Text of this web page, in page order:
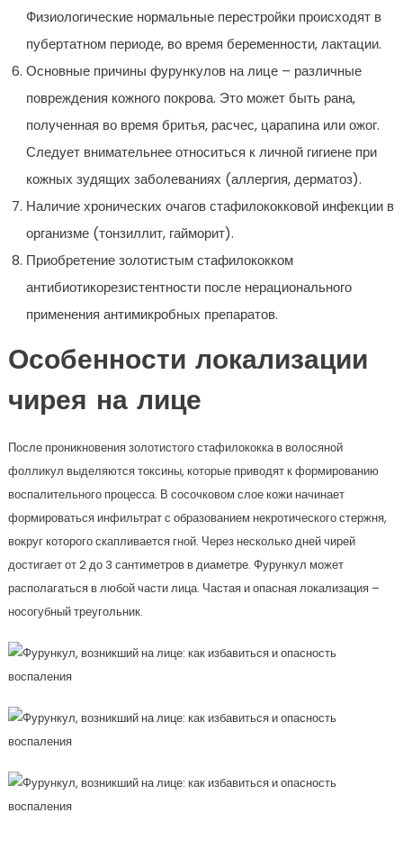
Физиологические нормальные перестройки происходят в
пубертатном периоде, во время беременности, лактации.
Основные причины фурункулов на лице – различные
повреждения кожного покрова. Это может быть рана,
полученная во время бритья, расчес, царапина или ожог.
Следует внимательнее относиться к личной гигиене при
кожных зудящих заболеваниях (аллергия, дерматоз).
Наличие хронических очагов стафилококковой инфекции в
организме (тонзиллит, гайморит).
Приобретение золотистым стафилококком
антибиотикорезистентности после нерационального
применения антимикробных препаратов.
Особенности локализации
чирея на лице
После проникновения золотистого стафилококка в волосяной
фолликул выделяются токсины, которые приводят к формированию
воспалительного процесса. В сосочковом слое кожи начинает
формироваться инфильтрат с образованием некротического стержня,
вокруг которого скапливается гной. Через несколько дней чирей
достигает от 2 до 3 сантиметров в диаметре. Фурункул может
располагаться в любой части лица. Частая и опасная локализация –
носогубный треугольник.